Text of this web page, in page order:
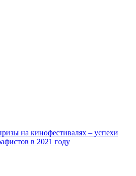
на кинофестивалях – успехи
в 2021 году